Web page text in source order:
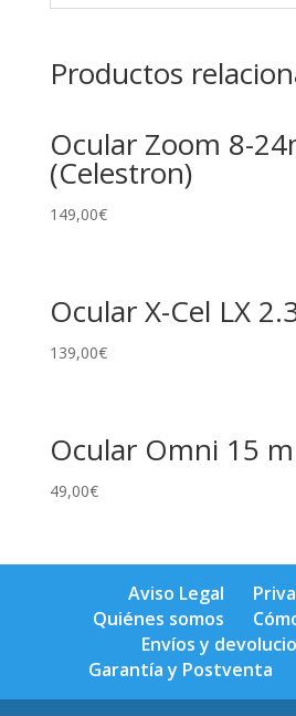
Productos
Ocular Zoom 8-
(Celestron)
149,00€
Ocular X-Cel LX
139,00€
Ocular Omni 15
49,00€
Aviso Legal
Quiénes somos
Envíos y
Garantía y Postventa